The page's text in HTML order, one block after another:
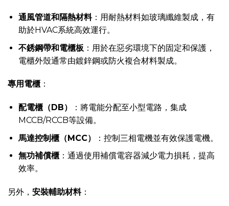
通風管道和隔熱材料：用耐熱材料如玻璃纖維製成，有
助於HVAC系統高效運行。
不銹鋼帶和電櫃板 ：用於在惡劣環境下的固定和保護，
電櫃外殼通常由鍍鋅鋼或防火複合材料製成。
專用電櫃 ：
配電櫃（DB）
：將電能分配至小型電路，集成
MCCB/RCCB等設備。
馬達控制櫃（MCC）
：控制三相電機並有效保護電機。
無功補償櫃：通過使用補償電容器減少電力損耗，提高
效率。
另外， 安裝輔助材料：